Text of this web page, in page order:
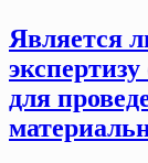
Является
для